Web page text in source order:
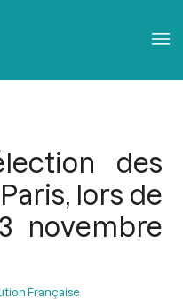
des
lors de
novembre
Française